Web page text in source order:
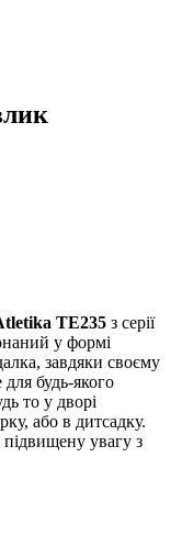
ТE235 з серії
у формі
завдяки своєму
будь-якого
то у дворі
або в дитсадку.
підвищену увагу з